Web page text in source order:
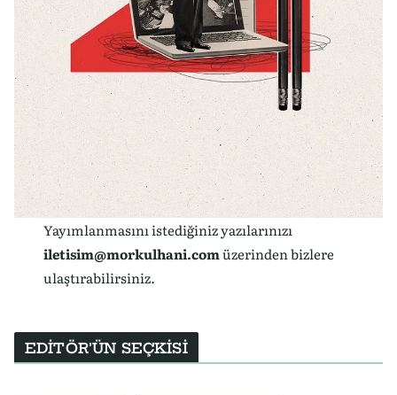
Yayımlanmasını istediğiniz yazılarınızı
iletisim@morkulhani.comüzerinden bizlere
ulaştırabilirsiniz.
EDİTÖR'ÜN SEÇKİSİ